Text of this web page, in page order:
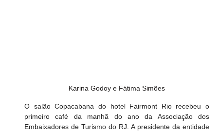
Karina Godoy e Fátima Simões
O salão Copacabana do hotel Fairmont Rio recebeu o
primeiro café da manhã do ano da Associação dos
Embaixadores de Turismo do RJ. A presidente da entidade